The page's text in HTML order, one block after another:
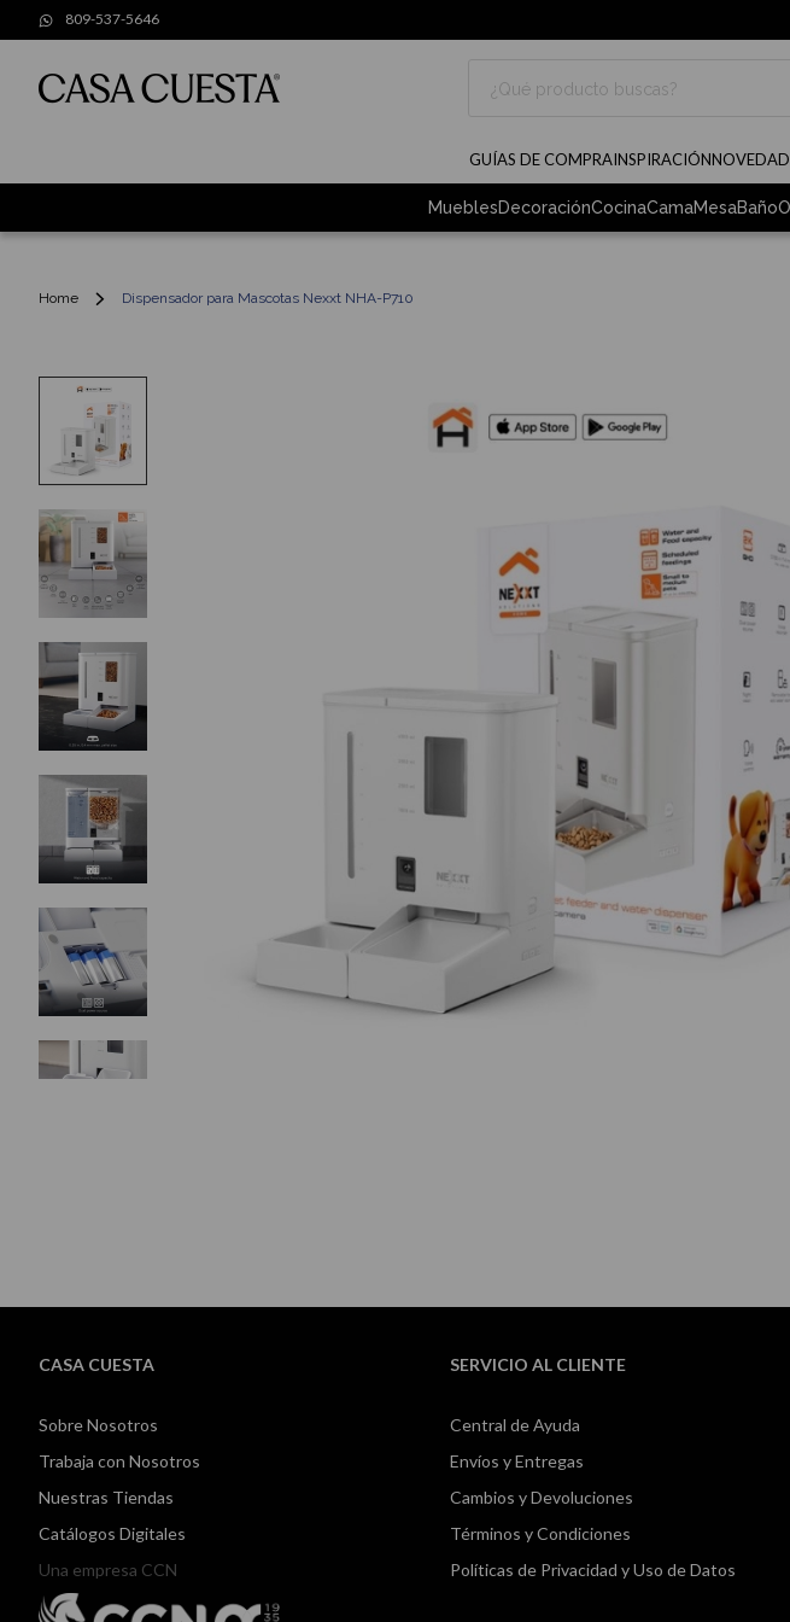
809-537-5646
GUÍAS DE COMPRAINSPIRACIÓN
MueblesDecoraciónCocinaCamaMesaBaño
Home Dispensador para Mascotas Nexxt NHA-P710
to
the
images
gallery
CASA CUESTA
Sobre Nosotros
Trabaja con Nosotros
Nuestras Tiendas
Catálogos Digitales
Una empresa CCN
SERVICIO AL CLIENTE
Central de Ayuda
Envíos y Entregas
Cambios y Devoluciones
Términos y Condiciones
Políticas de Privacidad y Uso de Datos